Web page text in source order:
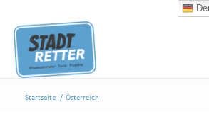
Startseite / Österreich